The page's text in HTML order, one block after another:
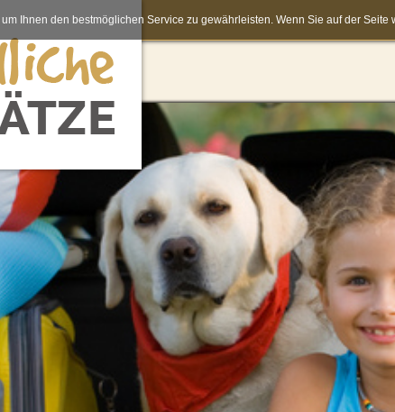
Ihnen den bestmöglichen Service zu gewährleisten. Wenn Sie auf der